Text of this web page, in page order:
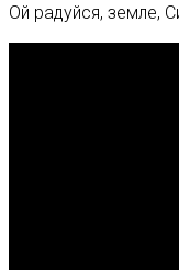
Ой радуйся, земле,